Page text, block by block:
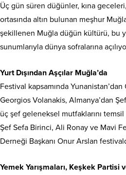
Üç gün süren düğünler, kına
ortasında altın bulunan meşhur Muğla
şekillenen Muğla düğün kültürü, bu
sunumlarıyla dünya sofralarına
Yurt Dışından Aşçılar Muğla’da
Festival kapsamında
Georgios Volanakis, Almanya’dan
üç şef geleneksel mutfaklarını
Şef Sefa Birinci, Ali Ronay ve Mavi
Derneği Başkanı Onur Arslan
Yemek Yarışmaları, Keşkek Partisi